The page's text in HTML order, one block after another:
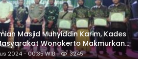
Masjid Muhyiddin Karim, Kades
Wonokerto Makmurkan
2024 - 00:35 WIB 3245